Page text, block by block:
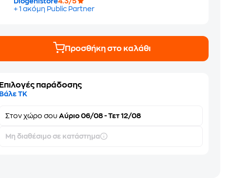
+ 1 ακόμη Public Partner
Προσθήκη στο καλάθι
Επιλογές παράδοσης
Βάλε ΤΚ
Στονχώρο σου Αύριο 06/08 - Τετ 12/08
Μη διαθέσιμο σε κατάστημα